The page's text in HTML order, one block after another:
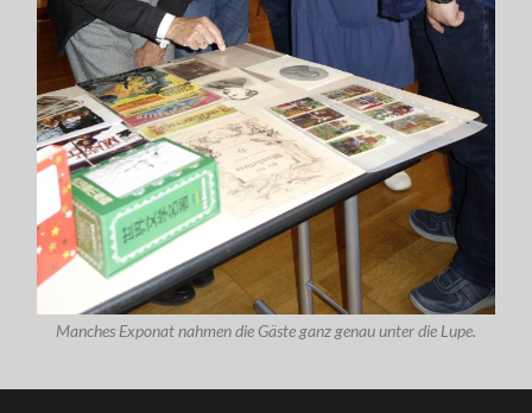
Manches Exponat nahmen die Gäste ganz genau unter die Lupe.